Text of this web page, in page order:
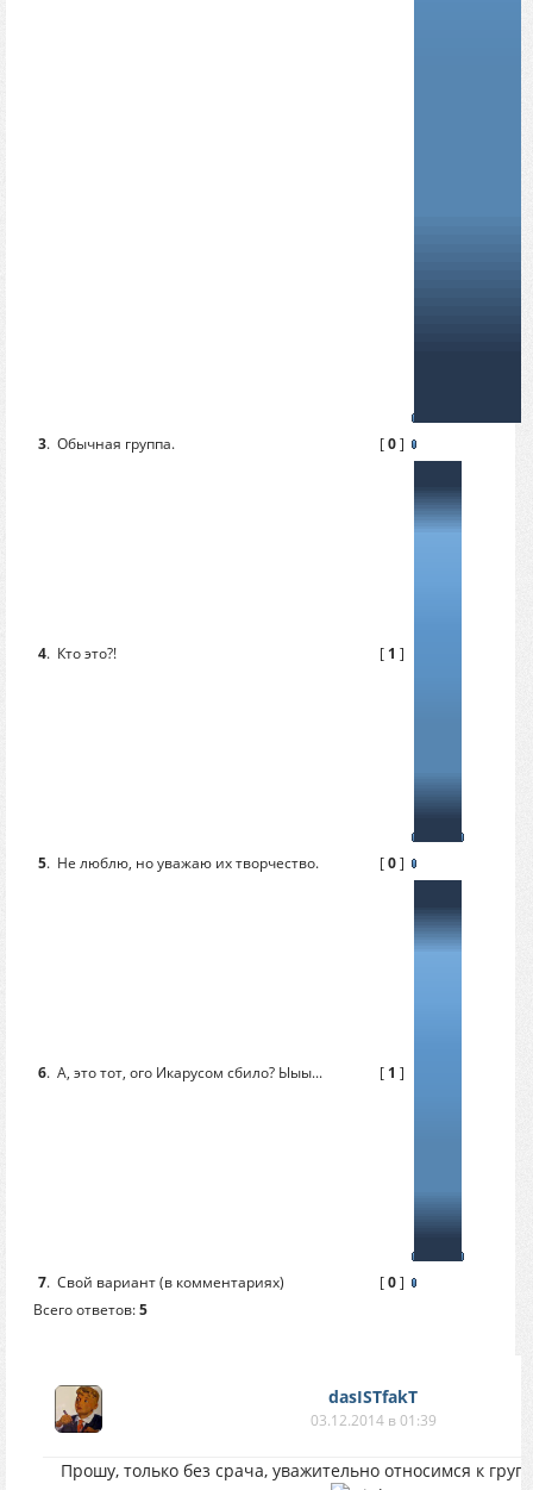
3. Обычная группа. [0]
4. Кто это?! [ 1 ]
5. Не люблю, но уважаю их творчество. [0]
6. А, это тот, ого Икарусом сбило? Ыыы... [ 1 ]
7. Свой вариант (в комментариях) [0]
Всего ответов:5
dasISTfakT
03.12.2014 в 01:39
Прошу, только без срача, уважительно относимся к